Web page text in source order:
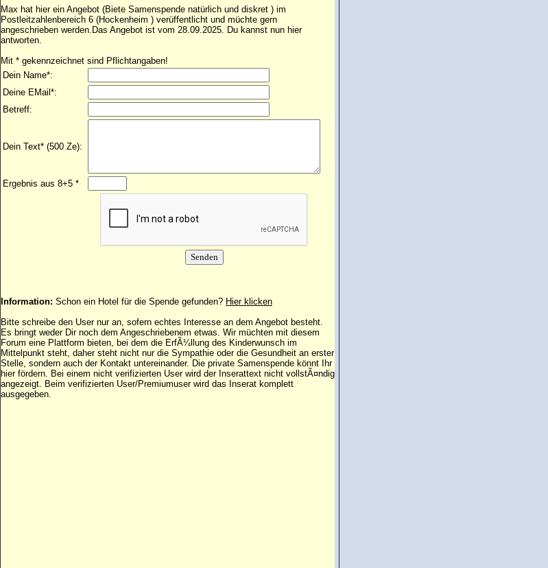
Max hat hier ein Angebot (Biete Samenspende natürlich und diskret ) im
Postleitzahlenbereich 6 (Hockenheim ) verüffentlicht und müchte gern
angeschrieben werden.Das Angebot ist vom 28.09.2025. Du kannst nun hier
antworten.
Mit * gekennzeichnet sind Pflichtangaben!
Dein Name*:
Deine EMail*:
Betreff:
Dein Text* (500 Ze):
Ergebnis aus 8+5 *
Information: Schon ein Hotel für die Spende gefunden? Hier klicken
Bitte schreibe den User nur an, sofern echtes Interesse an dem Angebot besteht.
Es bringt weder Dir noch dem Angeschriebenem etwas. Wir müchten mit diesem
Forum eine Plattform bieten, bei dem die ErfÃ¼llung des Kinderwunsch im
Mittelpunkt steht, daher steht nicht nur die Sympathie oder die Gesundheit an erster
Stelle, sondern auch der Kontakt untereinander. Die private Samenspende könnt Ihr
hier fördern. Bei einem nicht verifizierten User wird der Inserattext nicht vollstÃ¤ndig
angezeigt. Beim verifizierten User/Premiumuserwird das Inserat komplett
ausgegeben.